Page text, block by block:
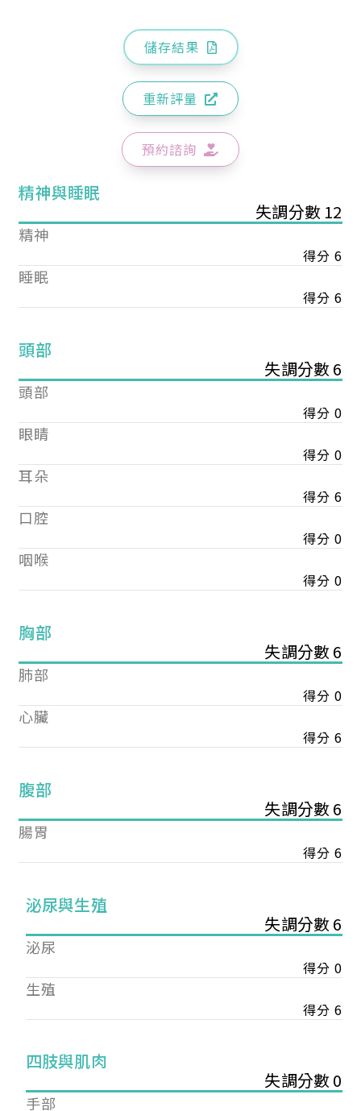
儲存結果
重新評量
預約諮詢
精神與睡眠
失調分數 12
精神
得分 6
睡眠
得分 6
頭部
失調分數 6
頭部
得分 0
眼睛
得分 0
耳朵
得分 6
口腔
得分 0
咽喉
得分 0
胸部
失調分數 6
肺部
得分 0
心臟
得分 6
腹部
失調分數 6
腸胃
得分 6
泌尿與生殖
失調分數 6
泌尿
得分 0
生殖
得分 6
四肢與肌肉
失調分數 0
手部
您已成功送出會員申請
您好，您的會員申請，已成功送出，經本協會理事